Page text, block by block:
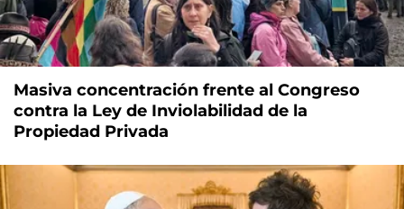
Masiva concentración frente al Congreso
contra la Ley de Inviolabilidad de la
Propiedad Privada